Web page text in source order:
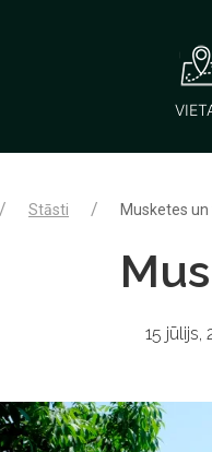
Stāsti Musketes
15 jūlijs,